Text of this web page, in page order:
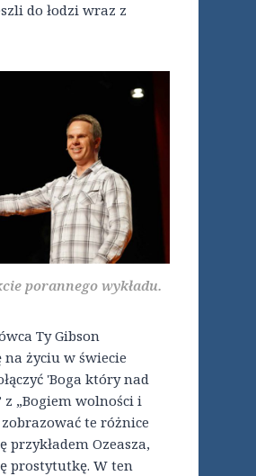
do łodzi wraz z
porannego wykładu.
Ty Gibson
na życiu w świecie
'Boga który nad
„Bogiem wolności i
zobrazować te różnice
przykładem Ozeasza,
prostytutkę. W ten